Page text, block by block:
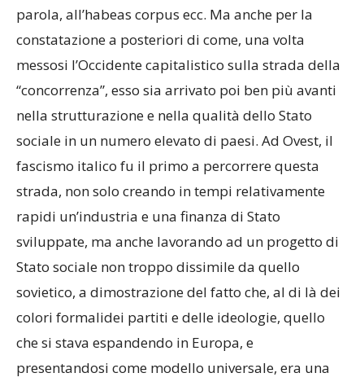
parola, all’habeas corpus ecc. Ma anche per la
constatazione a posteriori di come, una volta
messosi l’Occidente capitalistico sulla strada della
“concorrenza”, esso sia arrivato poi ben più avanti
nella strutturazione e nella qualità dello Stato
sociale in un numero elevato di paesi. Ad Ovest, il
fascismo italico fu il primo a percorrere questa
strada, non solo creando in tempi relativamente
rapidi un’industria e una finanza di Stato
sviluppate, ma anche lavorando ad un progetto di
Stato sociale non troppo dissimile da quello
sovietico, a dimostrazione del fatto che, al di là dei
colori formalidei partiti e delle ideologie, quello
che si stava espandendo in Europa, e
presentandosi come modello universale, era una